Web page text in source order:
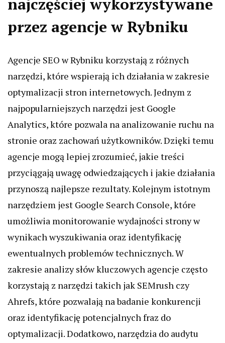
najczęściej wykorzystywane
przez agencje w Rybniku
Agencje SEO w Rybniku korzystają z różnych
narzędzi, które wspierają ich działania w zakresie
optymalizacji stron internetowych. Jednym z
najpopularniejszych narzędzi jest Google
Analytics, które pozwala na analizowanie ruchu na
stronie oraz zachowań użytkowników. Dzięki temu
agencje mogą lepiej zrozumieć, jakie treści
przyciągają uwagę odwiedzających i jakie działania
przynoszą najlepsze rezultaty. Kolejnym istotnym
narzędziem jest Google Search Console, które
umożliwia monitorowanie wydajności strony w
wynikach wyszukiwania oraz identyfikację
ewentualnych problemów technicznych. W
zakresie analizy słów kluczowych agencje często
korzystają z narzędzi takich jak SEMrush czy
Ahrefs, które pozwalają na badanie konkurencji
oraz identyfikację potencjalnych fraz do
optymalizacji. Dodatkowo, narzędzia do audytu